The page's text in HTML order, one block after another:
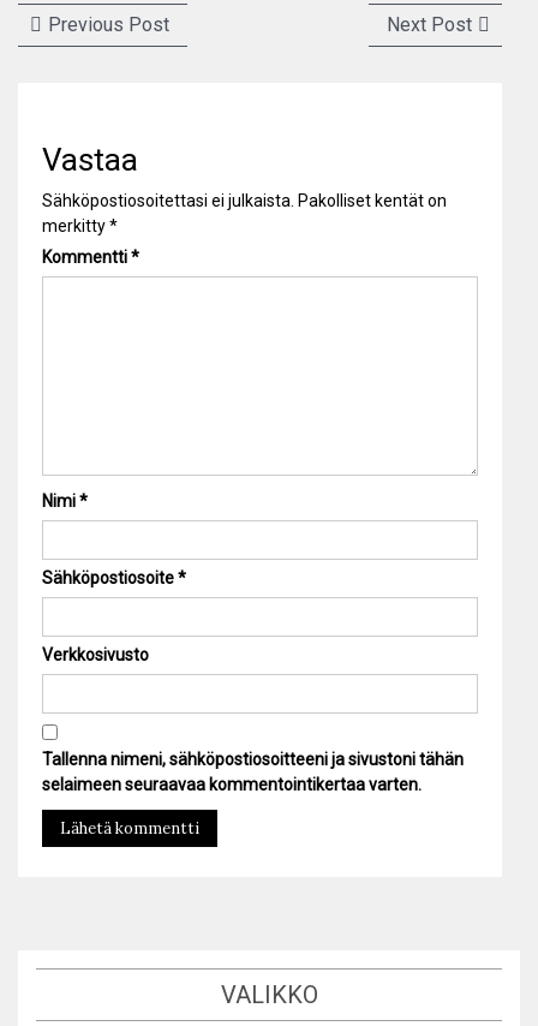
Artikkelien
Previous PostPrevious
post:
Next PostNext
post:
Vastaa
Sähköpostiosoitettasi ei julkaista. Pakolliset kentät on
merkitty*
Kommentti*
Nimi*
Sähköpostiosoite*
Verkkosivusto
Tallenna nimeni, sähköpostiosoitteeni ja sivustoni tähän
selaimeen seuraavaa kommentointikertaa varten.
VALIKKO